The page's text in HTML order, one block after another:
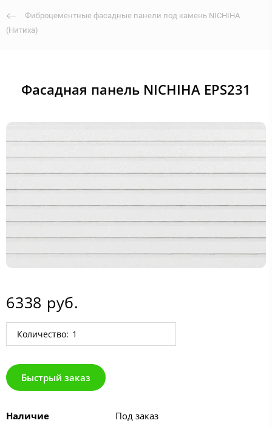
Фиброцементные фасадные панели под камень NICHIHA
(Нитиха)
Фасадная панель NICHIHA EPS231
6338 руб.
Количество:
Быстрый заказ
Наличие Под заказ